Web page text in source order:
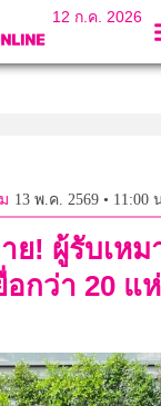
12 ก.ค. 2026
13 พ.ค. 2569 • 11:00
ย! ผู้รับเห
อกว่า 20